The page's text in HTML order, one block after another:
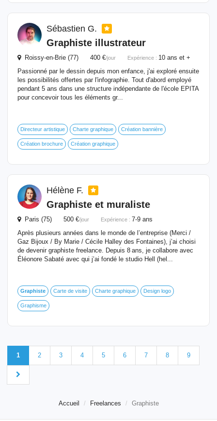
Sébastien G.
Graphiste illustrateur
Roissy-en-Brie (77) 400 €/jour Expérience : 10 ans et +
Passionné par le dessin depuis mon enfance, j'ai exploré ensuite
les possibilités offertes par l'infographie. Tout d'abord employé
pendant 5 ans dans une structure indépendante de l'école EPITA
pour concevoir tous les éléments gr...
Directeur artistique Charte graphique Création bannière
Création brochure Création graphique
Hélène F.
Graphiste et muraliste
Paris (75) 500 €/jour Expérience : 7-9 ans
Après plusieurs années dans le monde de l’entreprise (Merci /
Gaz Bijoux / By Marie / Cécile Halley des Fontaines), j’ai choisi
de devenir graphiste freelance. Depuis 8 ans, je collabore avec
Éléonore Sabaté avec qui j’ai fondé le studio Hell (hel...
Graphiste Carte de visite Charte graphique Design logo
Graphisme
1 2 3 4 5 6 7 8 9
Accueil Freelances Graphiste